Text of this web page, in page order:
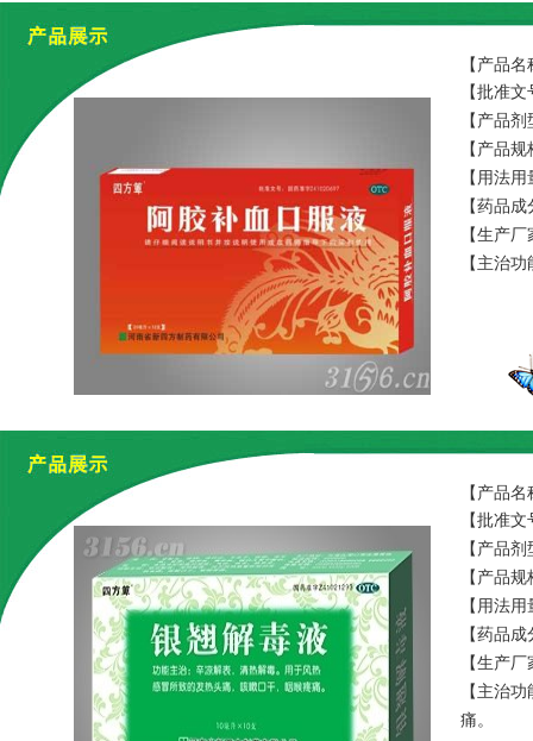
【产品
【批准
【产品
【产品
【用法
【药品
【生产
【主治
【产品
【批准
【产品
【产品
【用法
【药品
油。辅
【生产
【主治
痛。